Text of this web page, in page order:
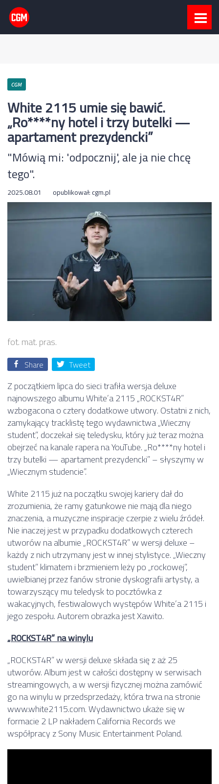
CGM
White 2115 umie się bawić.
„Ro****ny hotel i trzy butelki —
apartament prezydencki”
"Mówią mi: 'odpocznij', ale ja nie chcę
tego".
2025.08.01 opublikował:cgm.pl
fot. mat. pras.
Share Tweet
Z początkiem lipca do sieci trafiła wersja deluxe
najnowszego albumu White’a 2115 „ROCKST4R”
wzbogacona o cztery dodatkowe utwory. Ostatni z nich,
zamykający tracklistę tego wydawnictwa „Wieczny
student”, doczekał się teledysku, który już teraz można
obejrzeć na kanale rapera na YouTube. „Ro****ny hotel i
trzy butelki — apartament prezydencki” – słyszymy w
„Wiecznym studencie”.
White 2115 już na początku swojej kariery dał do
zrozumienia, że ramy gatunkowe nie mają dla niego
znaczenia, a muzyczne inspiracje czerpie z wielu źródeł.
Nie inaczej jest w przypadku dodatkowych czterech
utworów na albumie „ROCKST4R” w wersji deluxe –
każdy z nich utrzymany jest w innej stylistyce. „Wieczny
student” klimatem i brzmieniem leży po „rockowej”,
uwielbianej przez fanów stronie dyskografii artysty, a
towarzyszący mu teledysk to pocztówka z
wakacyjnych, festiwalowych występów White’a 2115 i
jego zespołu. Autorem obrazka jest Xawito.
„ROCKST4R” na winylu
„ROCKST4R” w wersji deluxe składa się z aż 25
utworów. Album jest w całości dostępny w serwisach
streamingowych, a w wersji fizycznej można zamówić
go na winylu w przedsprzedaży, która trwa na stronie
www.white2115.com. Wydawnictwo ukaże się w
formacie 2 LP nakładem California Records we
współpracy z Sony Music Entertainment Poland.